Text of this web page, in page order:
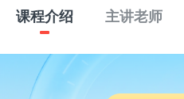
课程介绍 主讲老师